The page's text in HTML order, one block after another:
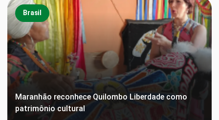
Brasil
Maranhão reconhece Quilombo Liberdade como
patrimônio cultural